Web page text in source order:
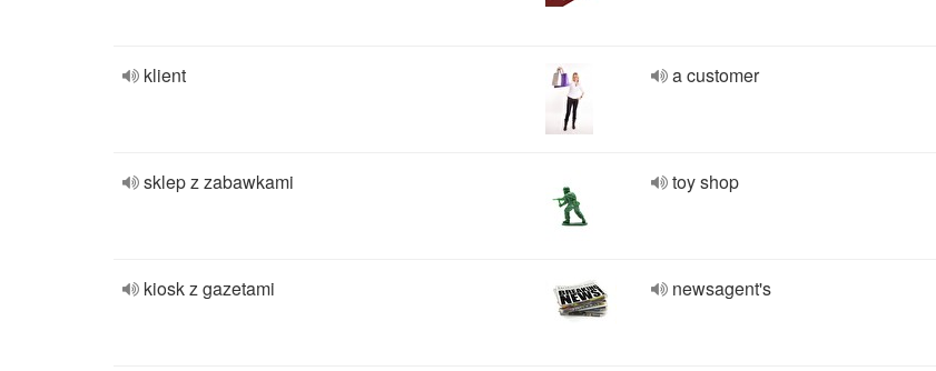
klient a customer
sklep z zabawkami toy shop
kiosk z gazetami newsagent's